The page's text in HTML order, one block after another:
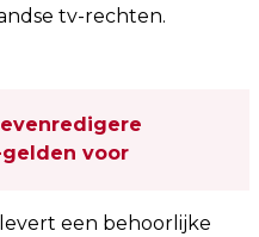
tv-rechten.
voor
een behoorlijke